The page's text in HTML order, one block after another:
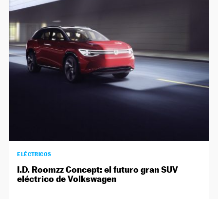
NEWSLETTER
SÍGUENOS
ELÉCTRICOS
I.D. Roomzz Concept: el futuro gran SUV
eléctrico de Volkswagen